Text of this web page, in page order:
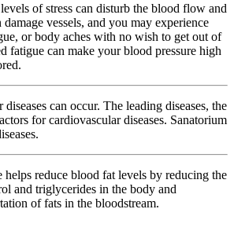
of stress can disturb the blood flow and
vessels, and you may experience
or body aches with no wish to get out of
fatigue can make your blood pressure high
diseases can occur. The leading diseases, the
for cardiovascular diseases. Sanatorium
helps reduce blood fat levels by reducing the
and triglycerides in the body and
of fats in the bloodstream.